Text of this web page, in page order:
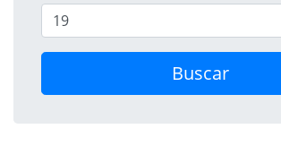
Buscar